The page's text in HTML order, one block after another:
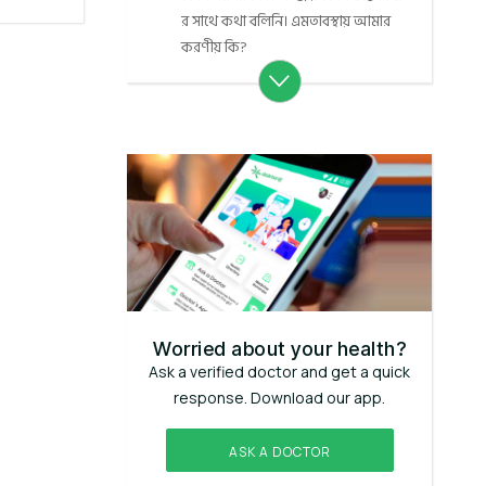
র সাথে কথা বলিনি। এমতাবস্থায় আমার
করণীয় কি?
Worried about your health?
Ask a verified doctor and get a quick
response. Download our app.
ASK A DOCTOR